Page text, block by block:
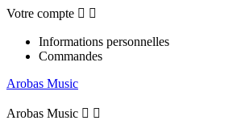
Votre compte  
Informations personnelles
Commandes
Arobas Music
Arobas Music  